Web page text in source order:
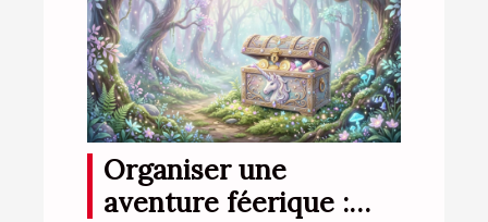
Organiser une
aventure féerique :